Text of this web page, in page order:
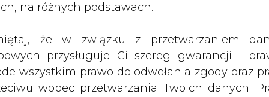
na różnych podstawach.
że w związku z przetwarzaniem
przysługuje Ci szereg gwarancji i
wszystkim prawo do odwołania zgody oraz
wobec przetwarzania Twoich danych.
farmy przez 25 lat z możliwością
do życia joint venture, które
z 15 wiatraków o mocy 2 MW każdy i
w województwie podkarpackim.
2008 roku.